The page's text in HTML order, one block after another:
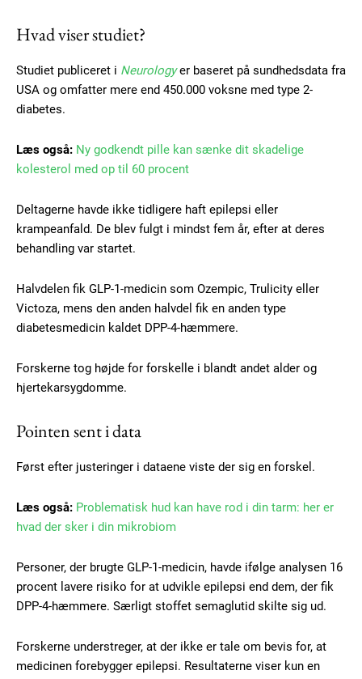
Free limited access
Gratis / forever
Praesent euismod ac
Ut mollis pellentesque tortor
Hvad viser studiet?
Studiet publiceret i Neurologyer baseret på sundhedsdata fra
USA og omfatter mere end 450.000 voksne med type 2-
diabetes.
Læs også: Ny godkendt pille kan sænke dit skadelige
kolesterol med op til 60 procent
Deltagerne havde ikke tidligere haft epilepsi eller
krampeanfald. De blev fulgt i mindst fem år, efter at deres
behandling var startet.
Halvdelen fik GLP-1-medicin som Ozempic, Trulicity eller
Victoza, mens den anden halvdel fik en anden type
diabetesmedicin kaldet DPP-4-hæmmere.
Forskerne tog højde for forskelle i blandt andet alder og
hjertekarsygdomme.
Pointen sent i data
Først efter justeringer i dataene viste der sig en forskel.
Læs også: Problematisk hud kan have rod i din tarm: her er
hvad der sker i din mikrobiom
Personer, der brugte GLP-1-medicin, havde ifølge analysen 16
procent lavere risiko for at udvikle epilepsi end dem, der fik
DPP-4-hæmmere. Særligt stoffet semaglutid skilte sig ud.
Forskerne understreger, at der ikke er tale om bevis for, at
medicinen forebygger epilepsi. Resultaterne viser kun en